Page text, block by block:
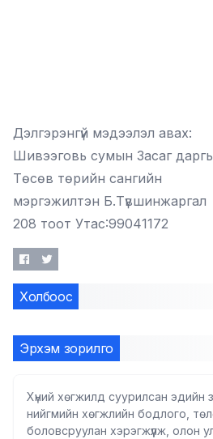
Дэлгэрэнгүй мэдээлэл авах:
Шивээговь сумын Засаг
Төсөв төрийн сангийн
мэргэжилтэн Б.Түвшинжаргал
208 тоот Утас:99041172
Холбоос
Эрхэм зорилго
Хүний хөгжилд суурилсан эдийн
нийгмийн хөгжлийн бодлого,
боловсруулан хэрэгжүүлж, олон